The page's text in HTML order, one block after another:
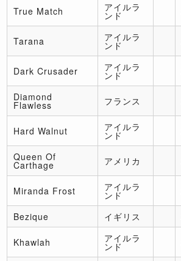
True Match アイルラ
ンド
Tarana アイルラ
ンド
Dark Crusader アイルラ
ンド
Diamond
Flawless フランス
Hard Walnut アイルラ
ンド
Queen Of
Carthage アメリカ
Miranda Frost アイルラ
ンド
Bezique イギリス
Khawlah アイルラ
ンド